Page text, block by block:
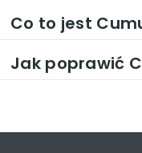
Co to jest
Jak poprawić